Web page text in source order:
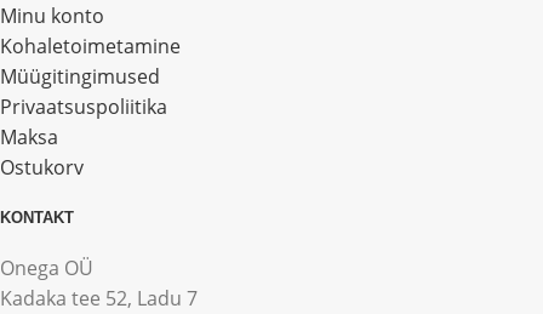
Minu konto
Kohaletoimetamine
Müügitingimused
Privaatsuspoliitika
Maksa
Ostukorv
KONTAKT
Onega OÜ
Kadaka tee 52, Ladu 7